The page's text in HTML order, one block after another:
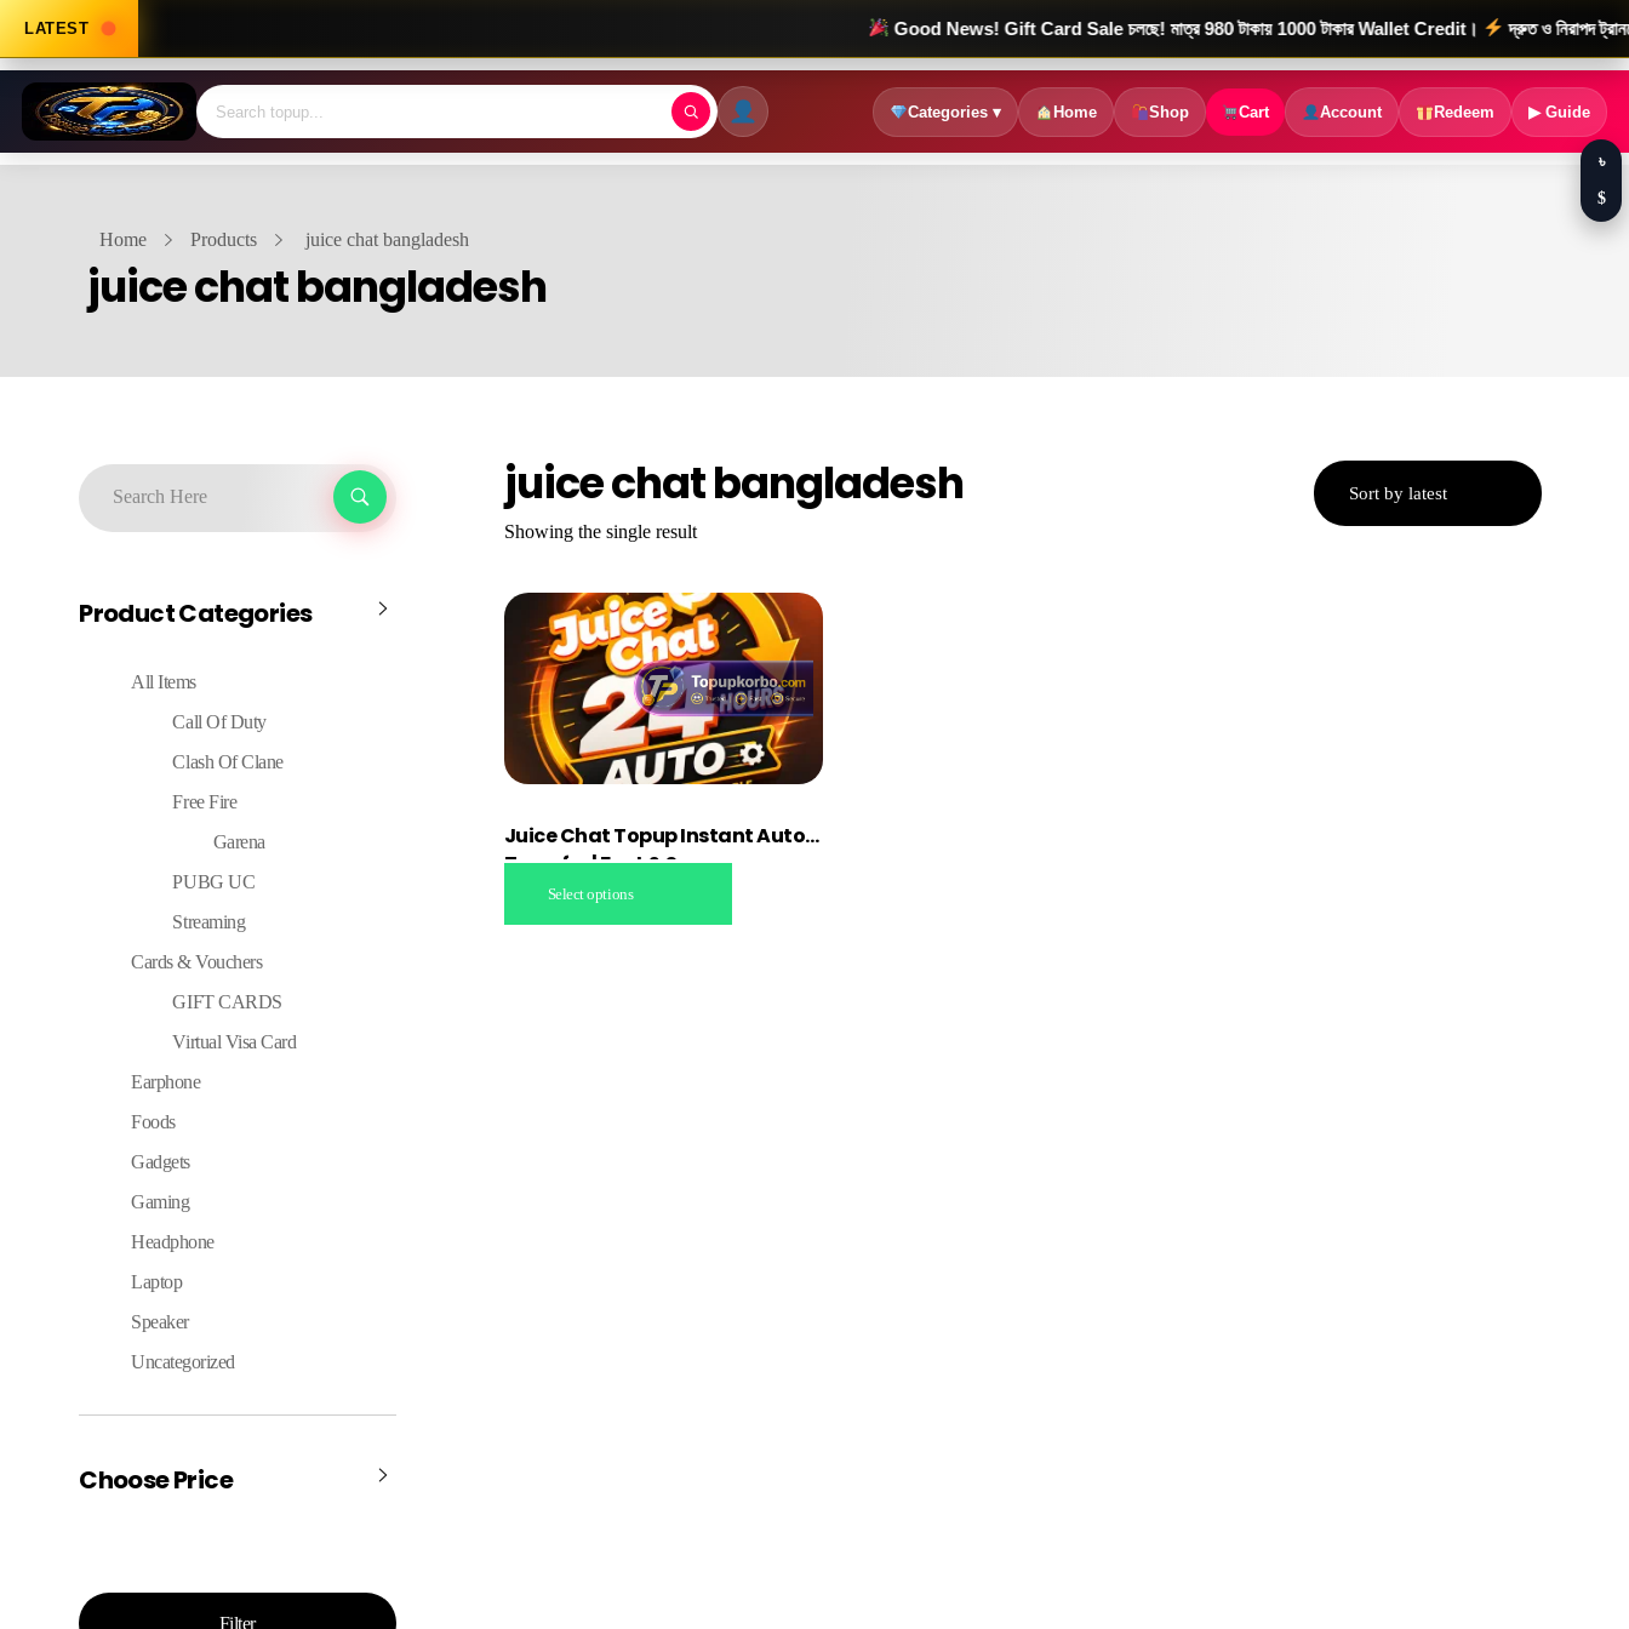
LATEST Good News! Gift Card Sale চলছে! মাত্র 980 টাকায় 1000 টাকার Wallet Credit। দ্রুত ও নিরাপদ ট্রানজেকশন
Categories ▾ Home Shop Cart Account Redeem ▶ Guide
Home Products juice chat bangladesh
juice chat bangladesh
juice chat bangladesh
Showing the single result
Juice Chat Topup Instant Auto
Transfer | Fast & Secure
Select options
Product Categories
All Items
Call Of Duty
Clash Of Clane
Free Fire
Garena
PUBG UC
Streaming
Cards & Vouchers
GIFT CARDS
Virtual Visa Card
Earphone
Foods
Gadgets
Gaming
Headphone
Laptop
Speaker
Uncategorized
Choose Price
Filter
৳
$